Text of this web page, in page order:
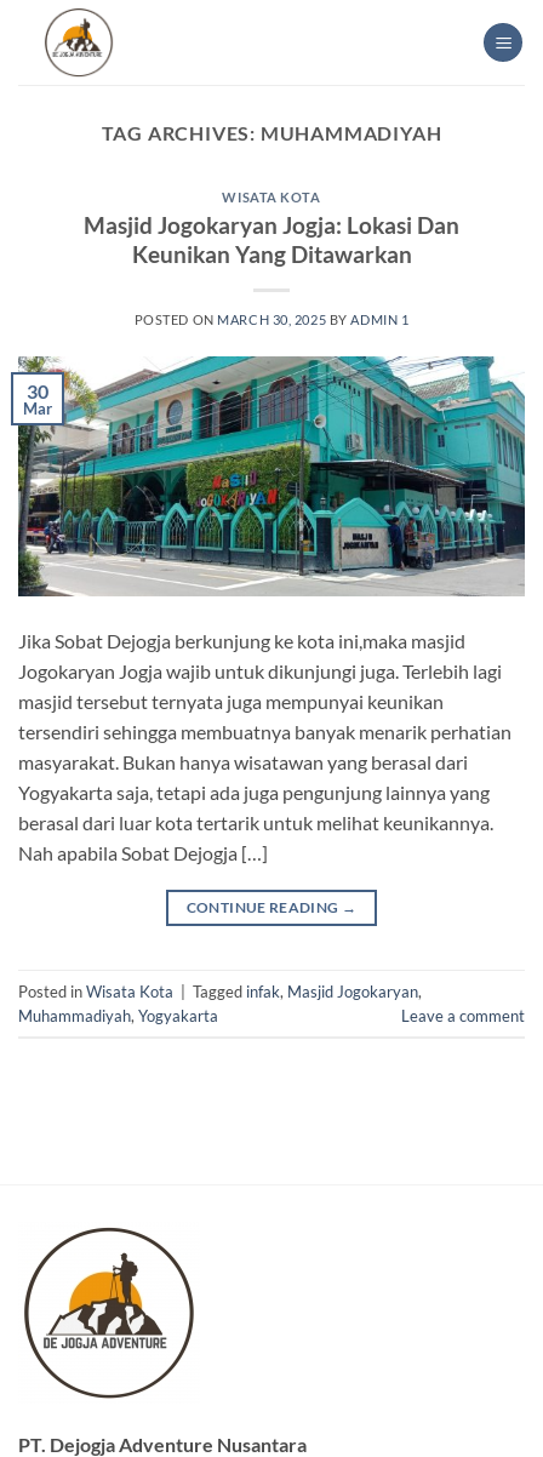
content
TAG ARCHIVES: MUHAMMADIYAH
WISATA KOTA
Masjid Jogokaryan Jogja: Lokasi Dan
Keunikan Yang Ditawarkan
POSTED ON MARCH 30, 2025 BY ADMIN 1
30
Mar
Jika Sobat Dejogja berkunjung ke kota ini,maka masjid
Jogokaryan Jogja wajib untuk dikunjungi juga. Terlebih lagi
masjid tersebut ternyata juga mempunyai keunikan
tersendiri sehingga membuatnya banyak menarik perhatian
masyarakat. Bukan hanya wisatawan yang berasal dari
Yogyakarta saja, tetapi ada juga pengunjung lainnya yang
berasal dari luar kota tertarik untuk melihat keunikannya.
Nah apabila Sobat Dejogja […]
CONTINUE READING →
Posted inWisata Kota | Tagged infak, Masjid Jogokaryan,
Muhammadiyah, Yogyakarta Leave a comment
PT. Dejogja Adventure Nusantara